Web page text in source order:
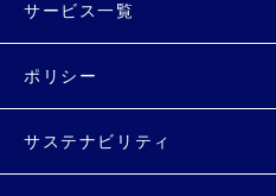
サービス一覧
ポリシー
サステナビリティ